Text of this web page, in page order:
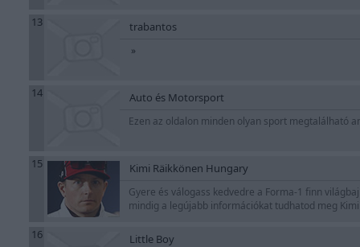
13 trabantos
»
14 Auto és Motorsport
Ezen az oldalon minden olyan sport megtalálható
15 Kimi Räikkönen Hungary
Gyere és válogass kedvedre a Forma-1 finn
mindig a legújabb információkat tudhatod meg
16 Little Boy